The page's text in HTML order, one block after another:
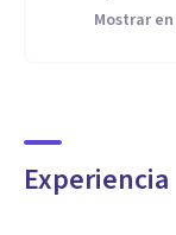
Mostrar
Experiencia